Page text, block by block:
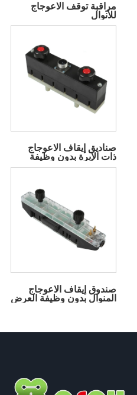
مراقبة توقف الاعوجاج
للأنوال
صناديق إيقاف الاعوجاج
ذات الإبرة بدون وظيفة
العرض
صندوق إيقاف الاعوجاج
المنوال بدون وظيفة العرض